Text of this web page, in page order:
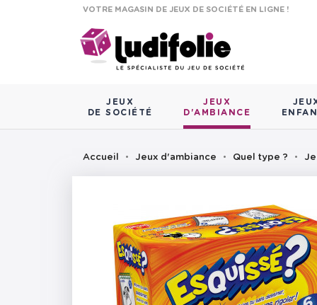
VOTRE MAGASIN DE JEUX DE SOCIÉTÉ EN LIGNE !
JEUX
DE SOCIÉTÉ
JEUX
D'AMBIANCE
Accueil Jeux d'ambiance Quel type ?